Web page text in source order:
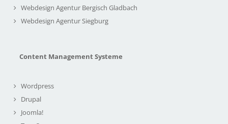
Webdesign Agentur Bergisch Gladbach
Webdesign Agentur Siegburg
Content Management Systeme
Wordpress
Drupal
Joomla!